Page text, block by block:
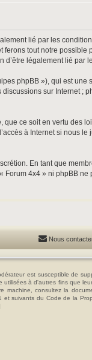
lié par les
tout notre
légalement lié par
phpBB »), qui est une
sur Internet ;
ce soit en vertu des
à Internet si nous le
En tant que
4x4 » ni phpBB
Nous
est susceptible de
à d'autres fins que
consultez la
suivants du Code de la